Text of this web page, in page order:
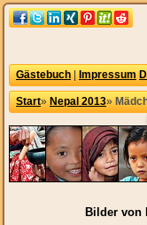
Gästebuch Impressum
Start» Nepal 2013»
Bilder von